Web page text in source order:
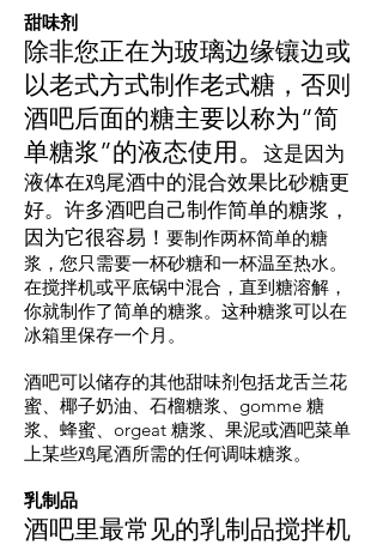
甜味剂
除非您正在为玻璃边缘镶边或
以老式方式制作老式糖，否则
酒吧后面的糖主要以称为“简
单糖浆”的液态使用。
这是因为
液体在鸡尾酒中的混合效果比砂糖更
好。许多酒吧自己制作简单的糖浆，
因为它很容易！ 要制作两杯简单的糖
浆，您只需要一杯砂糖和一杯温至热水。
在搅拌机或平底锅中混合，直到糖溶解，
你就制作了简单的糖浆。这种糖浆可以在
冰箱里保存一个月。
酒吧可以储存的其他甜味剂包括龙舌兰花
蜜、椰子奶油、石榴糖浆、gomme 糖
浆、蜂蜜、orgeat 糖浆、果泥或酒吧菜单
上某些鸡尾酒所需的任何调味糖浆。
乳制品
酒吧里最常见的乳制品搅拌机